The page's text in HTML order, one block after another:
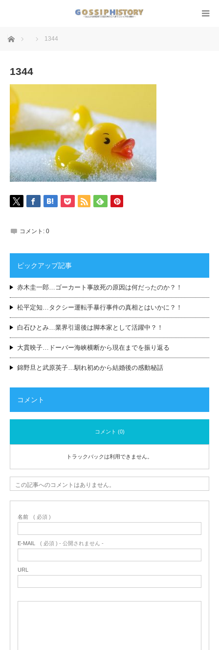
ホーム 1344
1344
コメント: 0
ピックアップ記事
赤木圭一郎…ゴーカート事故死の原因は何だったのか？！
松平定知…タクシー運転手暴行事件の真相とはいかに？！
白石ひとみ…業界引退後は脚本家として活躍中？！
大貫映子…ドーバー海峡横断から現在までを振り返る
錦野旦と武原英子…馴れ初めから結婚後の感動秘話
コメント
コメント (0)
トラックバックは利用できません。
この記事へのコメントはありません。
名前 ( 必須 )
E-MAIL ( 必須 ) - 公開されません -
URL